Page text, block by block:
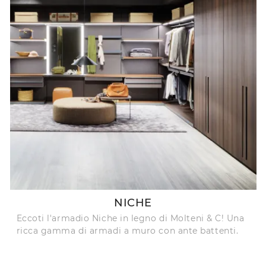
NICHE
Eccoti l'armadio Niche in legno di Molteni & C! Una
ricca gamma di armadi a muro con ante battenti.